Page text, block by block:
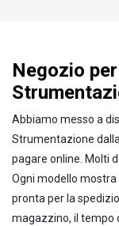
Negozio
Abbiamo messo a
Strumentazione
pagare online. Molti
Ogni modello
pronta per la
magazzino, il tempo